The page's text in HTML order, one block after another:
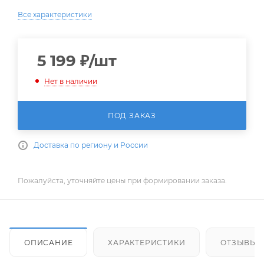
Все характеристики
5 199 ₽/шт
Нет в наличии
ПОД ЗАКАЗ
Доставка по региону и России
Пожалуйста, уточняйте цены при формировании заказа.
ОПИСАНИЕ ХАРАКТЕРИСТИКИ ОТЗЫВЫ